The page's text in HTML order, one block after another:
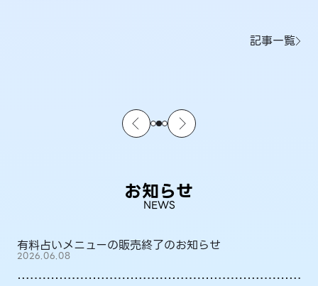
記事一覧
お知らせ
NEWS
有料占いメニューの販売終了のお知らせ
2026.06.08